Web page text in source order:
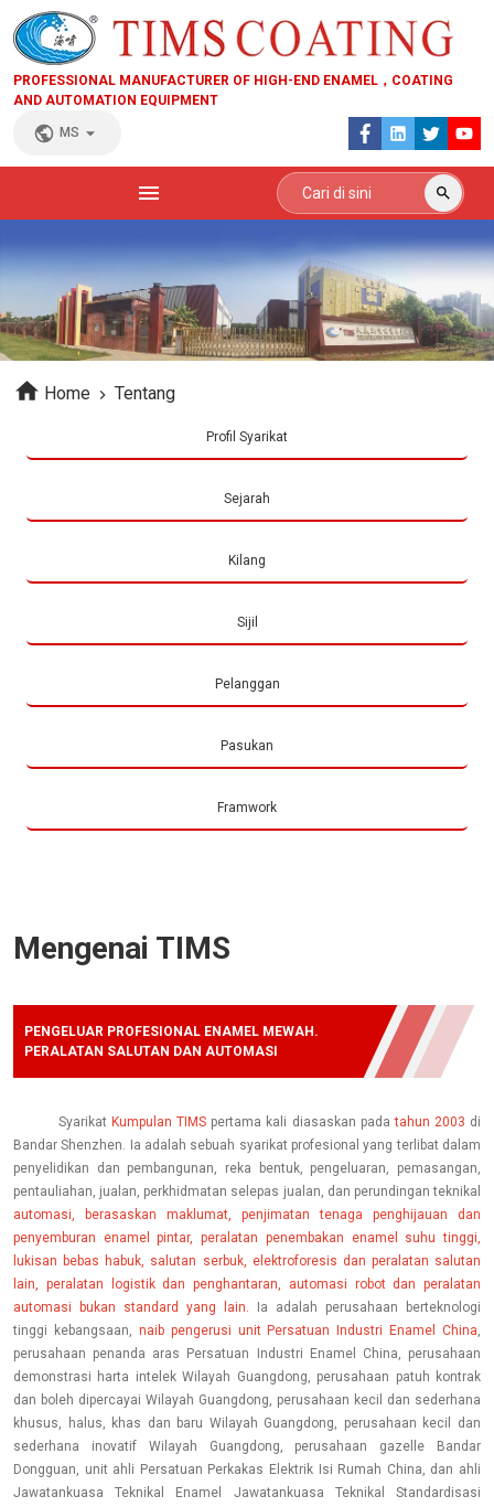
PROFESSIONAL MANUFACTURER OF HIGH-END ENAMEL，COATING
AND AUTOMATION EQUIPMENT
MS
Home Tentang
Profil Syarikat
Sejarah
Kilang
Sijil
Pelanggan
Pasukan
Framwork
Mengenai TIMS
PENGELUAR PROFESIONAL ENAMEL MEWAH.
PERALATAN SALUTAN DAN AUTOMASI
Syarikat Kumpulan TIMS pertama kali diasaskan padatahun 2003 di
Bandar Shenzhen. Ia adalah sebuah syarikat profesional yang terlibat dalam
penyelidikan dan pembangunan, reka bentuk, pengeluaran, pemasangan,
pentauliahan, jualan, perkhidmatan selepas jualan, dan perundingan teknikal
automasi, berasaskan maklumat, penjimatan tenaga penghijauan dan
penyemburan enamel pintar, peralatan penembakan enamel suhu tinggi,
lukisan bebas habuk, salutan serbuk, elektroforesis dan peralatan salutan
lain, peralatan logistik dan penghantaran, automasi robot dan peralatan
automasi bukan standard yang lain. Ia adalah perusahaan berteknologi
tinggi kebangsaan, naib pengerusi unit Persatuan Industri Enamel China,
perusahaan penanda aras Persatuan Industri Enamel China, perusahaan
demonstrasi harta intelek Wilayah Guangdong, perusahaan patuh kontrak
dan boleh dipercayai Wilayah Guangdong, perusahaan kecil dan sederhana
khusus, halus, khas dan baru Wilayah Guangdong, perusahaan kecil dan
sederhana inovatif Wilayah Guangdong, perusahaan gazelle Bandar
Dongguan, unit ahli Persatuan Perkakas Elektrik Isi Rumah China, dan ahli
Jawatankuasa Teknikal Enamel Jawatankuasa Teknikal Standardisasi